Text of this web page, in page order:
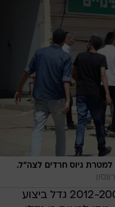
למטרת גיוס חרדים לצה"ל.
עוד נמצא במחקר כי בשנים 2012-2000 גדל ביצוע